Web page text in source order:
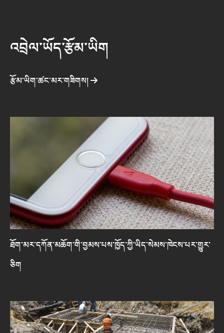
འབྲེལ་ཡོད་རྩོམ་ཡིག
རྩོམ་ཡིག་ཚང་མར་གཟིགས།
ཐོག་མར་དཀོན་མཆོག་གི་བྱམས་པས་ཁྱོད་ཀྱི་ཡིད་སེམས་ཁེངས་པར་གྱུར་
ཅིག